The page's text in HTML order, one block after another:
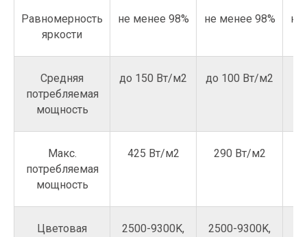
Равномерность
яркости
не менее 98% не менее 98% не
Средняя
потребляемая
мощность
до 150 Вт/м2 до 100 Вт/м2
Макс.
потребляемая
мощность
425 Вт/м2 290 Вт/м2
Цветовая
2500-9300K,
2500-9300K,